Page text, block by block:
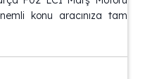
konu aracınıza tam